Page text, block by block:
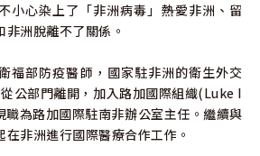
小心染上了「非洲病毒」――熱愛非洲、留
洲脫離不了關係。
福部防疫醫師，國家駐非洲的衛生外交
公部門離開，加入路加國際組織(Luke I
為路加國際駐南非辦公室主任。繼續與
非洲進行國際醫療合作工作。